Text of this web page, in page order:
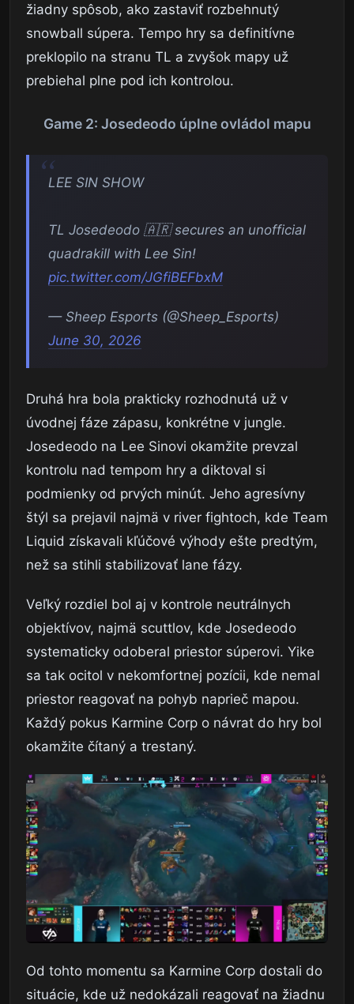
žiadny spôsob, ako zastaviť rozbehnutý
snowball súpera. Tempo hry sa definitívne
preklopilo na stranu TL a zvyšok mapy už
prebiehal plne pod ich kontrolou.
Game 2: Josedeodo úplne ovládol mapu
LEE SIN SHOW
TL Josedeodo 🇦🇷 secures an unofficial
quadrakill with Lee Sin!
pic.twitter.com/JGfiBEFbxM
— Sheep Esports (@Sheep_Esports)
June 30, 2026
Druhá hra bola prakticky rozhodnutá už v
úvodnej fáze zápasu, konkrétne v jungle.
Josedeodo na Lee Sinovi okamžite prevzal
kontrolu nad tempom hry a diktoval si
podmienky od prvých minút. Jeho agresívny
štýl sa prejavil najmä v river fightoch, kde Team
Liquid získavali kľúčové výhody ešte predtým,
než sa stihli stabilizovať lane fázy.
Veľký rozdiel bol aj v kontrole neutrálnych
objektívov, najmä scuttlov, kde Josedeodo
systematicky odoberal priestor súperovi. Yike
sa tak ocitol v nekomfortnej pozícii, kde nemal
priestor reagovať na pohyb naprieč mapou.
Každý pokus Karmine Corp o návrat do hry bol
okamžite čítaný a trestaný.
Od tohto momentu sa Karmine Corp dostali do
situácie, kde už nedokázali reagovať na žiadnu